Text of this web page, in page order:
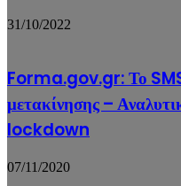
31/10/2022
Forma.gov.gr: Το SMS
μετακίνησης –
lockdown
07/11/2020